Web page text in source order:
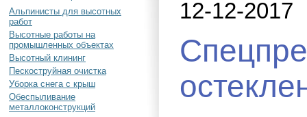
Альпинисты для высотных
работ
Высотные работы на
промышленных объектах
Высотный клининг
Пескоструйная очистка
Уборка снега с крыш
Обеспыливание
металлоконструкций
12-12-2017